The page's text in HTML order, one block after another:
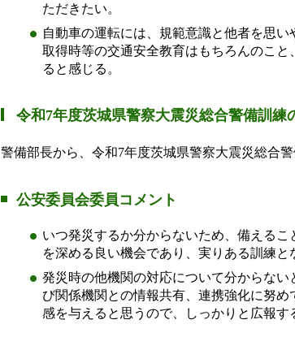
ただきたい。
自動車の運転には、規範意識と他者を思
取得時等の交通安全教育はもちろんのこ
ると感じる。
令和7年度茨城県警察大震災総合警備訓練
警備部長から、令和7年度茨城県警察大震災総合
公安委員会委員コメント
いつ発災するか分からないため、備える
を深める良い機会であり、実りある訓練と
発災時の他機関の対応について分からな
び関係機関との情報共有、連携強化に努
感を与えると思うので、しっかりと広報す